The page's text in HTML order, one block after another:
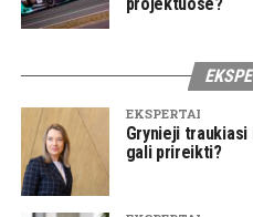
EKSPERTAI
Grynieji traukiasi
gali prireikti?